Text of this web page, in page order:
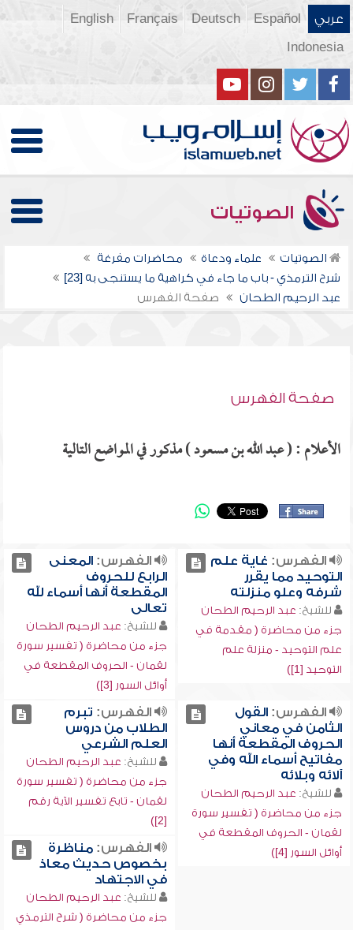
عربي Español
Deutsch
Français
English
Indonesia
الصوتيات
الصوتيات علماء ودعاة
محاضرات مفرغة
شرح الترمذي - باب ما جاء في كراهية ما يستنجى به [23]
عبد الرحيم الطحان
صفحة الفهرس
صفحة الفهرس
الأعلام : ( عبد الله بن مسعود ) مذكور في المواضع التالية
الفهرس: غاية علم
التوحيد مما يقرر
شرفه وعلو منزلته
للشيخ: عبد الرحيم الطحان
جزء من محاضرة ( مقدمة في
علم التوحيد - منزلة علم
التوحيد [1])
الفهرس:المعنى
الرابع للحروف
المقطعة أنها أسماء لله
تعالى
للشيخ: عبد الرحيم الطحان
جزء من محاضرة ( تفسير سورة
لقمان - الحروف المقطعة في
أوائل السور [3])
الفهرس:القول
الثامن في معاني
الحروف المقطعة أنها
مفاتيح أسماء الله وفي
آلائه وبلائه
للشيخ: عبد الرحيم الطحان
جزء من محاضرة ( تفسير سورة
لقمان - الحروف المقطعة في
أوائل السور [4])
الفهرس: تبرم
الطلاب من دروس
العلم الشرعي
للشيخ: عبد الرحيم الطحان
جزء من محاضرة ( تفسير سورة
لقمان - تابع تفسير الآية رقم
[2])
الفهرس:مناظرة
بخصوص حديث معاذ
في الاجتهاد
للشيخ: عبد الرحيم الطحان
جزء من محاضرة ( شرح الترمذي